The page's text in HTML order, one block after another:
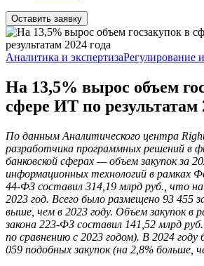
Оставить заявку
Аналитика и экспертизаРегулирование
На 13,5% вырос объем
сфере ИТ по результатам
По данным Аналитического центра
разработчика программных решений в
банковской сферах — объем закупок за
информационных технологий в рамках
44-ФЗ составил 314,19 млрд руб., что
2023 год. Всего было размещено 93 455
выше, чем в 2023 году. Объем закупок в
закона 223-ФЗ составил 141,52 млрд
по сравнению с 2023 годом). В 2024 году
059 подобных закупок (на 2,8% больше,